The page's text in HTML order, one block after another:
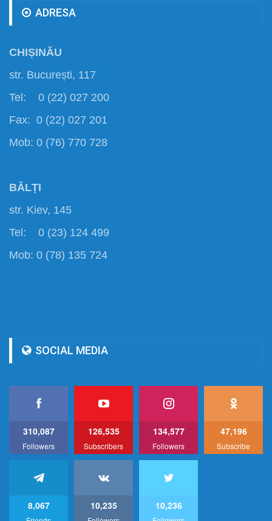
ADRESA
CHIȘINĂU
str. București, 117
Tel: 0 (22) 027 200
Fax: 0 (22) 027 201
Mob: 0 (76) 770 728
BĂLȚI
str. Kiev, 145
Tel: 0 (23) 124 499
Mob: 0 (78) 135 724
SOCIAL MEDIA
310,087
Followers
126,535
Subscribers
134,577
Followers
47,196
Subscribe
8,067 10,235 10,236